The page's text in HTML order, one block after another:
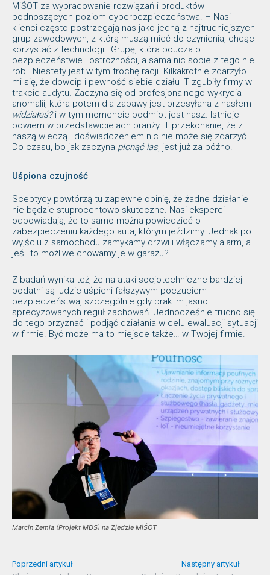
MiŚOT za wypracowanie rozwiązań i produktów
podnoszących poziom cyberbezpieczeństwa. – Nasi
klienci często postrzegają nas jako jedną z najtrudniejszych
grup zawodowych, z którą muszą mieć do czynienia, chcąc
korzystać z technologii. Grupę, która poucza o
bezpieczeństwie i ostrożności, a sama nic sobie z tego nie
robi. Niestety jest w tym trochę racji. Kilkakrotnie zdarzyło
mi się, że dowcip i pewność siebie działu IT zgubiły firmy w
trakcie audytu. Zaczyna się od profesjonalnego wykrycia
anomalii, która potem dla zabawy jest przesyłana z hasłem
widziałeś?i w tym momencie podmiot jest nasz. Istnieje
bowiem w przedstawicielach branży IT przekonanie, że z
naszą wiedzą i doświadczeniem nic nie może się zdarzyć.
Do czasu, bo jak zaczyna płonąć las, jest już za późno.
Uśpiona czujność
Sceptycy powtórzą tu zapewne opinię, że żadne działanie
nie będzie stuprocentowo skuteczne. Nasi eksperci
odpowiadają, że to samo można powiedzieć o
zabezpieczeniu każdego auta, którym jeździmy. Jednak po
wyjściu z samochodu zamykamy drzwi i włączamy alarm, a
jeśli to możliwe chowamy je w garażu?
Z badań wynika też, że na ataki socjotechniczne bardziej
podatni są ludzie uśpieni fałszywym poczuciem
bezpieczeństwa, szczególnie gdy brak im jasno
sprecyzowanych reguł zachowań. Jednocześnie trudno się
do tego przyznać i podjąć działania w celu ewaluacji sytuacji
w firmie. Być może ma to miejsce także… w Twojej firmie.
Marcin Zemła (Projekt MDS) na Zjedzie MiŚOT
Poprzedni artykuł
Następny artykuł